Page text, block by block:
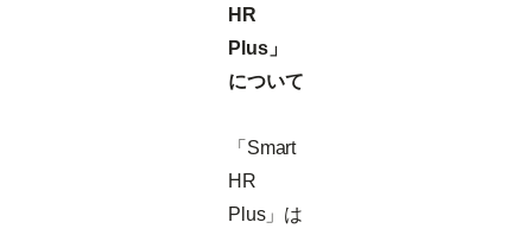
HR
Plus」
について
「Smart
HR
Plus」は